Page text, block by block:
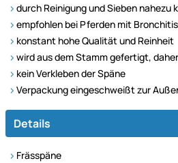
durch Reinigung und Sieben nahezu
empfohlen bei Pferden mit
konstant hohe Qualität und Reinheit
wird aus dem Stamm gefertigt,
kein Verkleben der Späne
Verpackung eingeschweißt zur
Details
Frässpäne